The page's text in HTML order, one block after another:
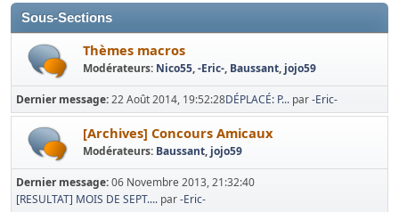
Sous-Sections
Thèmes macros
Modérateurs: Nico55,-Eric-, Baussant, jojo59
Dernier message:22 Août 2014, 19:52:28DÉPLACÉ: P... par-Eric-
[Archives] Concours Amicaux
Modérateurs: Baussant, jojo59
Dernier message:06 Novembre 2013, 21:32:40
[RESULTAT] MOIS DE SEPT.... par-Eric-